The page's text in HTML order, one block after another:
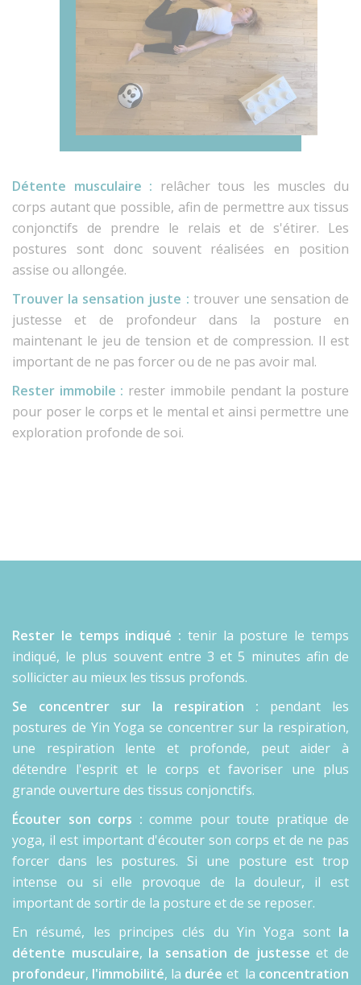
Détente musculaire : relâcher tous les muscles du
corps autant que possible, afin de permettre aux tissus
conjonctifs de prendre le relais et de s'étirer. Les
postures sont donc souvent réalisées en position
assise ou allongée.
Trouver la sensation juste : trouver une sensation de
justesse et de profondeur dans la posture en
maintenant le jeu de tension et de compression. Il est
important de ne pas forcer ou de ne pas avoir mal.
Rester immobile : rester immobile pendant la posture
pour poser le corps et le mental et ainsi permettre une
exploration profonde de soi.
Rester le temps indiqué : tenir la posture le temps
indiqué, le plus souvent entre 3 et 5 minutes afin de
sollicicter au mieux les tissus profonds.
Se concentrer sur la respiration : pendant les
postures de Yin Yoga se concentrer sur la respiration,
une respiration lente et profonde, peut aider à
détendre l'esprit et le corps et favoriser une plus
grande ouverture des tissus conjonctifs.
Écouter son corps : comme pour toute pratique de
yoga, il est important d'écouter son corps et de ne pas
forcer dans les postures. Si une posture est trop
intense ou si elle provoque de la douleur, il est
important de sortir de la posture et de se reposer.
En résumé, les principes clés du Yin Yoga sont la
détente musculaire, la sensation de justesse et de
profondeur, l'immobilité, la durée et la concentration